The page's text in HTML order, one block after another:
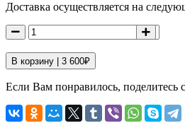
Доставка осуществляется на
В корзину | 3 600₽
Если Вам понравилось, поделитесь